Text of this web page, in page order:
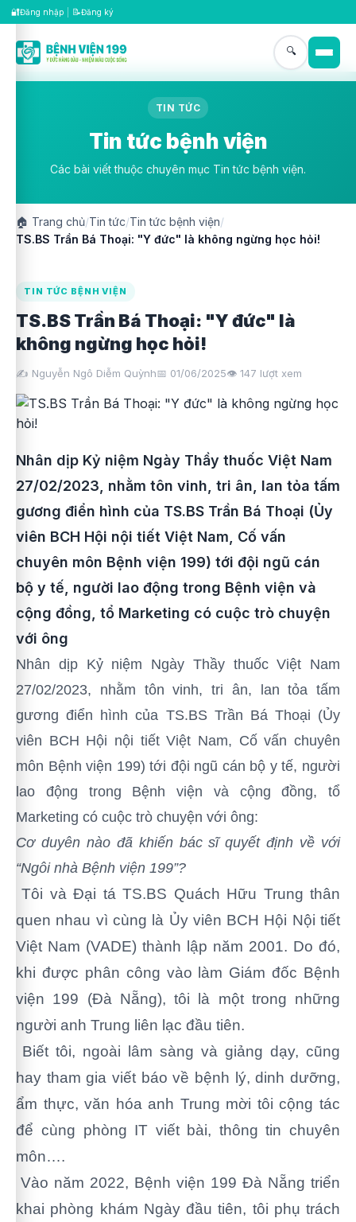
🔐Đăng nhập 📝Đăng ký
🔍
TIN TỨC
Tin tức bệnh viện
Các bài viết thuộc chuyên mục Tin tức bệnh viện.
🏠 Trang chủ/Tin tức/Tin tức bệnh viện/
TS.BS Trần Bá Thoại: "Y đức" là không ngừng học hỏi!
TIN TỨC BỆNH VIỆN
TS.BS Trần Bá Thoại: "Y đức" là
không ngừng học hỏi!
✍️ Nguyễn Ngô Diễm Quỳnh📅 01/06/2025👁️ 147 lượt xem
Nhân dịp Kỷ niệm Ngày Thầy thuốc Việt Nam
27/02/2023, nhằm tôn vinh, tri ân, lan tỏa tấm
gương điển hình của TS.BS Trần Bá Thoại (Ủy
viên BCH Hội nội tiết Việt Nam, Cố vấn
chuyên môn Bệnh viện 199) tới đội ngũ cán
bộ y tế, người lao động trong Bệnh viện và
cộng đồng, tổ Marketing có cuộc trò chuyện
với ông
Nhân dịp Kỷ niệm Ngày Thầy thuốc Việt Nam
27/02/2023, nhằm tôn vinh, tri ân, lan tỏa tấm
gương điển hình của TS.BS Trần Bá Thoại (Ủy
viên BCH Hội nội tiết Việt Nam, Cố vấn chuyên
môn Bệnh viện 199) tới đội ngũ cán bộ y tế, người
lao động trong Bệnh viện và cộng đồng, tổ
Marketing có cuộc trò chuyện với ông:
Cơ duyên nào đã khiến bác sĩ quyết định về với
“Ngôi nhà Bệnh viện 199”?
Tôi và Đại tá TS.BS Quách Hữu Trung thân
quen nhau vì cùng là Ủy viên BCH Hội Nội tiết
Việt Nam (VADE) thành lập năm 2001. Do đó,
khi được phân công vào làm Giám đốc Bệnh
viện 199 (Đà Nẵng), tôi là một trong những
người anh Trung liên lạc đầu tiên.
Biết tôi, ngoài lâm sàng và giảng dạy, cũng
hay tham gia viết báo về bệnh lý, dinh dưỡng,
ẩm thực, văn hóa anh Trung mời tôi cộng tác
để cùng phòng IT viết bài, thông tin chuyên
môn….
Vào năm 2022, Bệnh viện 199 Đà Nẵng triển
khai phòng khám Ngày đầu tiên, tôi phụ trách